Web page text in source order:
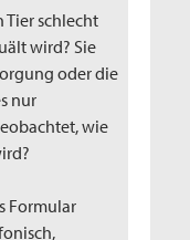
Tier schlecht
wird? Sie
oder die
nur
wie
Formular